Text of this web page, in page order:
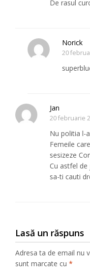
De rasul
Norick
20
Jan
20 februarie
Nu politia l-
Femeile
sesizeze
Cu astfel
sa-ti cauti
Lasă un răspuns
Adresa ta de email nu
sunt marcate cu*